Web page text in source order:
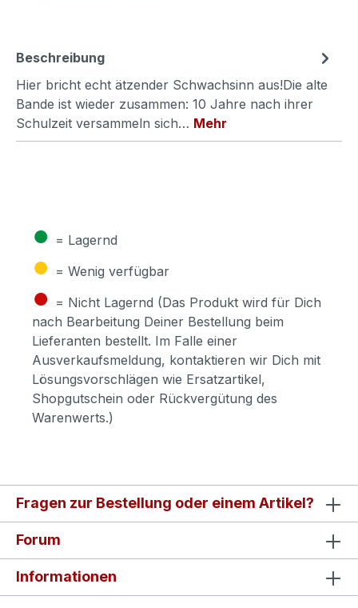
Beschreibung
Hier bricht echt ätzender Schwachsinn aus!Die alte
Bande ist wieder zusammen: 10 Jahre nach ihrer
Schulzeit versammeln sich… Mehr
● = Lagernd
● = Wenig verfügbar
● = Nicht Lagernd (Das Produkt wird für Dich
nach Bearbeitung Deiner Bestellung beim
Lieferanten bestellt. Im Falle einer
Ausverkaufsmeldung, kontaktieren wir Dich mit
Lösungsvorschlägen wie Ersatzartikel,
Shopgutschein oder Rückvergütung des
Warenwerts.)
Fragen zur Bestellung oder einem Artikel?
Forum
Informationen